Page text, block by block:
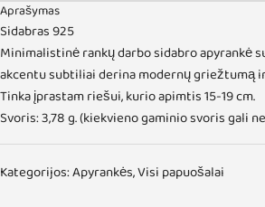
Aprašymas
Sidabras 925
Minimalistinė rankų darbo sidabro apyrankė
akcentu subtiliai derina modernų griežtumą
Tinka įprastam riešui, kurio apimtis 15-19 cm.
Svoris: 3,78 g. (kiekvieno gaminio svoris gali
Kategorijos:Apyrankės,Visi papuošalai